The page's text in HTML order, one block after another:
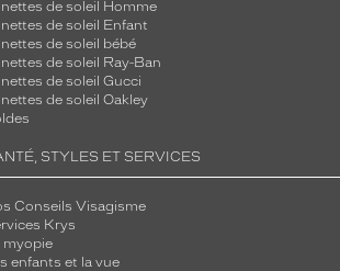
de soleil Homme
de soleil Enfant
de soleil bébé
de soleil Ray-Ban
de soleil Gucci
de soleil Oakley
STYLES ET SERVICES
Conseils Visagisme
Krys
myopie
enfants et la vue